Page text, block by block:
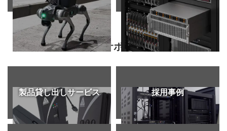
導入サポート
製品貸し出しサービス 採用事例